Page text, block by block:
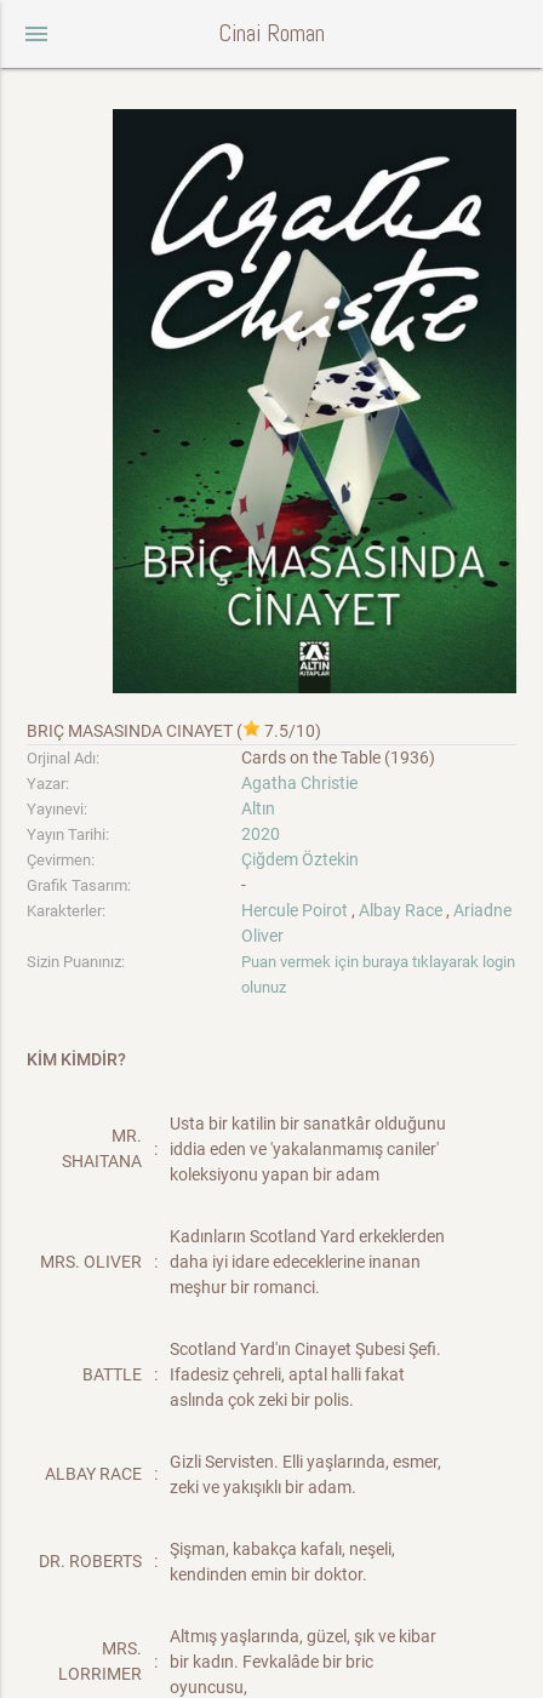
menu Cinai Roman
BRIÇ MASASINDA CINAYET ( 7.5/10)
Orjinal Adı: Cards on the Table (1936)
Yazar: Agatha Christie
Yayınevi: Altın
Yayın Tarihi: 2020
Çevirmen: Çiğdem Öztekin
Grafik Tasarım: -
Karakterler: Hercule Poirot ,Albay Race ,Ariadne
Oliver
Sizin Puanınız:
Puan vermek için buraya tıklayarak login
olunuz
KİM KİMDİR?
MR.
SHAITANA
:
Usta bir katilin bir sanatkâr olduğunu
iddia eden ve 'yakalanmamış caniler'
koleksiyonu yapan bir adam
MRS. OLIVER :
Kadınların Scotland Yard erkeklerden
daha iyi idare edeceklerine inanan
meşhur bir romanci.
BATTLE :
Scotland Yard'ın Cinayet Şubesi Şefi.
Ifadesiz çehreli, aptal halli fakat
aslında çok zeki bir polis.
ALBAY RACE :
Gizli Servisten. Elli yaşlarında, esmer,
zeki ve yakışıklı bir adam.
DR. ROBERTS :
Şişman, kabakça kafalı, neşeli,
kendinden emin bir doktor.
MRS.
LORRIMER
:
Altmış yaşlarında, güzel, şık ve kibar
bir kadın. Fevkalâde bir bric
oyuncusu,